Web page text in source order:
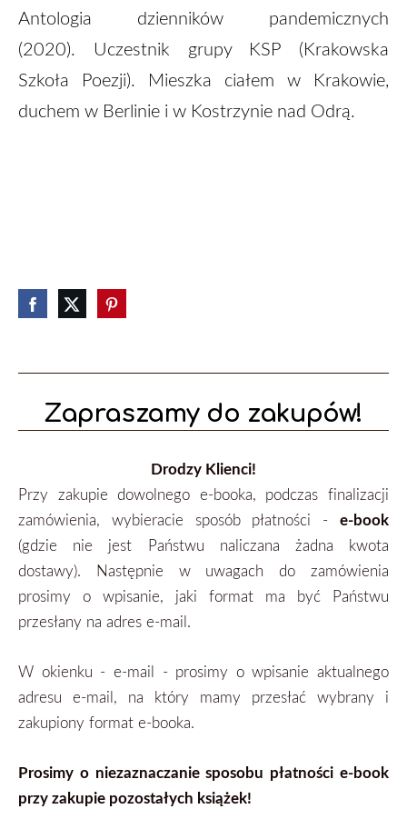
Zapraszamy do zakupów!
Drodzy Klienci!
Przy zakupie dowolnego e-booka, podczas finalizacji
zamówienia, wybieracie sposób płatności - e-book
(gdzie nie jest Państwu naliczana żadna kwota
dostawy). Następnie w uwagach do zamówienia
prosimy o wpisanie, jaki format ma być Państwu
przesłany na adres e-mail.
W okienku - e-mail - prosimy o wpisanie aktualnego
adresu e-mail, na który mamy przesłać wybrany i
zakupiony format e-booka.
Prosimy o niezaznaczanie sposobu płatności e-book
przy zakupie pozostałych książek!
Antologia dzienników pandemicznych
(2020). Uczestnik grupy KSP (Krakowska
Szkoła Poezji). Mieszka ciałem w Krakowie,
duchem w Berlinie i w Kostrzynie nad Odrą.